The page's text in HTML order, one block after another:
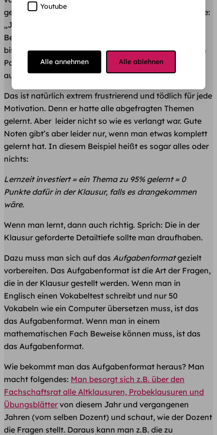
geredet haben. „Na, wie lief’s?
“ fragte ich. Einer meinte:
„Ja, ich hab schon von allen Dingen so ungefähr
Bescheid gewusst … aber der Prof. wollte alles wirklich
bis ins kleinste Detail wissen! Der wollte, dass wir einen
Paragrafen aus dem Markengesetz wortwörtlich
aufschreiben! Das konnte ich aber nicht so im Detail.
Das ist natürlich extrem frustrierend und tödlich für jede
Motivation. Denn er hatte alle abgefragten Themen
gelernt. Aber leider nicht so wie es verlangt war. Gute
Noten gibt’s aber leider nur, wenn man etwas komplett
gelernt hat. In diesem Beispiel heißt es sogar alles oder
nichts:
Lernzeit investiert = ein Thema zu 95% gelernt = 0
Punkte dafür in der Klausur, falls es drangekommen
wäre.
Wenn man lernt, dann auch richtig. Sprich: Die in der
Klausur geforderte Detailtiefe sollte man draufhaben.
Dazu muss man sich auf das Aufgabenformatgezielt
vorbereiten. Das Aufgabenformat ist die Art der Fragen,
die in der Klausur gestellt werden. Wenn man in
Englisch einen Vokabeltest schreibt und nur 50
Vokabeln wie ein Computer übersetzen muss, ist das
das Aufgabenformat. Wenn man in einem
mathematischen Fach Beweise können muss, ist das
das Aufgabenformat.
Wie bekommt man das Aufgabenformat heraus? Man
macht folgendes: Man besorgt sich z.B. über den
Fachschaftsrat alle Altklausuren, Probeklausuren und
Übungsblätter von diesem Jahr und vergangenen
Jahren (vom selben Dozent) und schaut, wie der Dozent
die Fragen stellt. Daraus kann man z.B. die zu
Youtube
Alle annehmen Alle ablehnen